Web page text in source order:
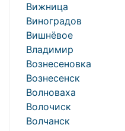
Вижница
Виноградов
Вишнёвое
Владимир
Вознесеновка
Вознесенск
Волноваха
Волочиск
Волчанск